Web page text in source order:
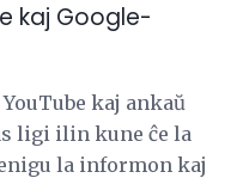
kaj Google-
kaj ankaŭ
ligi ilin kune ĉe la
la informon kaj